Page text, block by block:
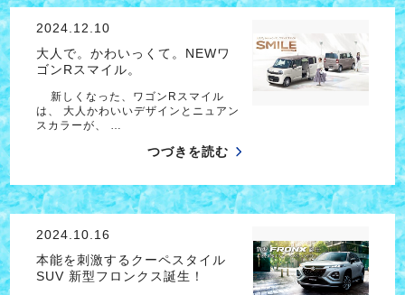
2024.12.10
大人で。かわいっくて。NEWワ
ゴンRスマイル。
新しくなった、ワゴンRスマイル
は、 大人かわいいデザインとニュアン
スカラーが、 …
つづきを読む
2024.10.16
本能を刺激するクーペスタイル
SUV 新型フロンクス誕生！